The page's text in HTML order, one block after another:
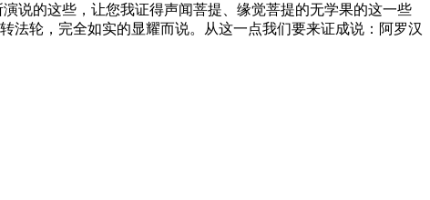
说的这些，让您我证得声闻菩提、缘觉菩提的无学果的这一些
法轮，完全如实的显耀而说。从这一点我们要来证成说：阿罗汉